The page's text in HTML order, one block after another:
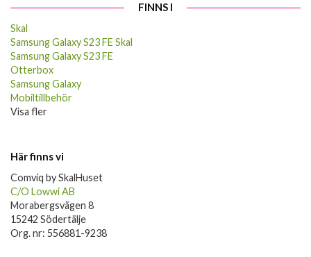
FINNS I
Skal
Samsung Galaxy S23 FE Skal
Samsung Galaxy S23 FE
Otterbox
Samsung Galaxy
Mobiltillbehör
Visa fler
Här finns vi
Comviq by SkalHuset
C/O Lowwi AB
Morabergsvägen 8
15242 Södertälje
Org. nr: 556881-9238